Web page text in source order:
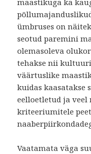
maastikuga ka
ümbruses on
seotud paremini
olemasoleva
tehakse nii
väärtuslike
kuidas kaasatakse
eelloetletud ja
kriteeriumitele
Vaatamata väga